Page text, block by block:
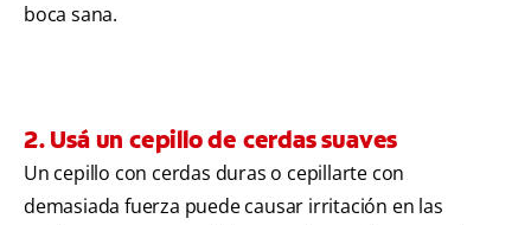
boca sana.
2. Usá un cepillo de cerdas suaves
Un cepillo con cerdas duras o cepillarte con
demasiada fuerza puede causar irritación en las